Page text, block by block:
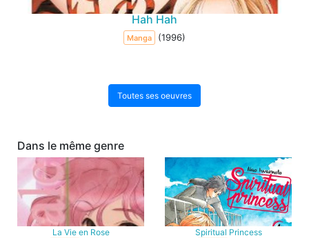
Hah Hah
Manga (1996)
Toutes ses oeuvres
Dans le même genre
La Vie en Rose Spiritual Princess